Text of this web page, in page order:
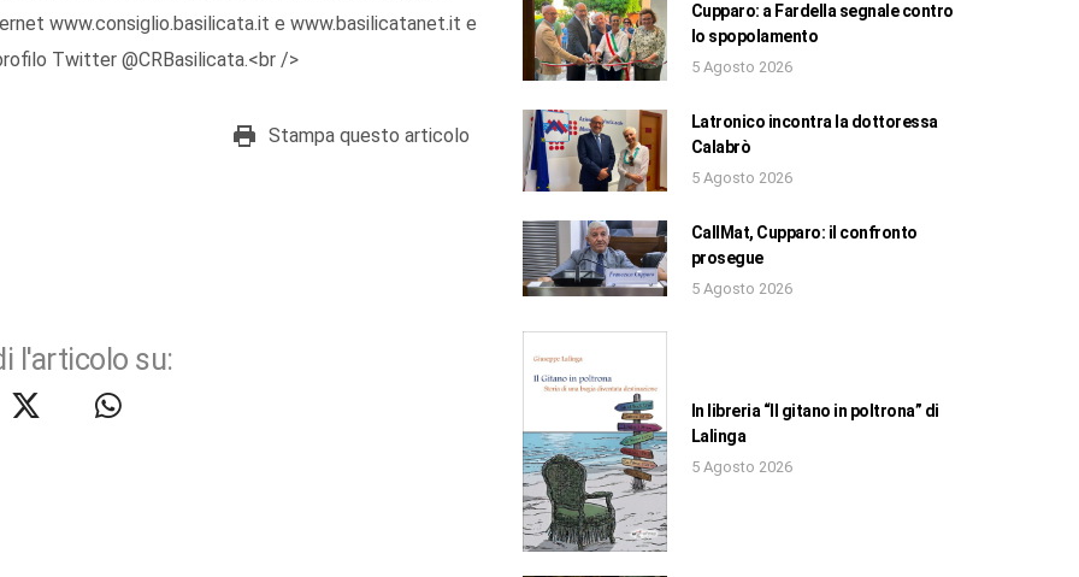
www.consiglio.basilicata.it e www.basilicatanet.it e
Twitter @CRBasilicata.<br />
Stampa questo articolo
l'articolo su:
Cupparo: a Fardella segnale contro
lo spopolamento
5 Agosto 2026
Latronico incontra la dottoressa
Calabrò
5 Agosto 2026
CallMat, Cupparo: il confronto
prosegue
5 Agosto 2026
In libreria “Il gitano in poltrona” di
Lalinga
5 Agosto 2026